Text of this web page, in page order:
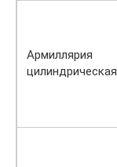
Армиллярия
цилиндрическая